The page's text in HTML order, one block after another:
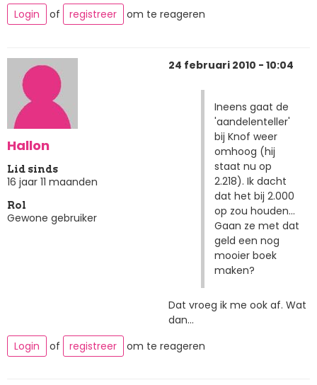
Login
of registreer om te reageren
Hallon
Lid sinds
16 jaar 11 maanden
Rol
Gewone gebruiker
24 februari 2010 - 10:04
Ineens gaat de
'aandelenteller'
bij Knof weer
omhoog (hij
staat nu op
2.218). Ik dacht
dat het bij 2.000
op zou houden...
Gaan ze met dat
geld een nog
mooier boek
maken?
Dat vroeg ik me ook af. Wat
dan...
Login
of registreer om te reageren